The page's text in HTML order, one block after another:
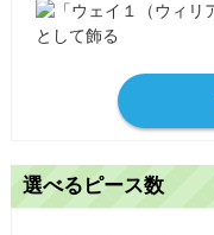
選べるピース数